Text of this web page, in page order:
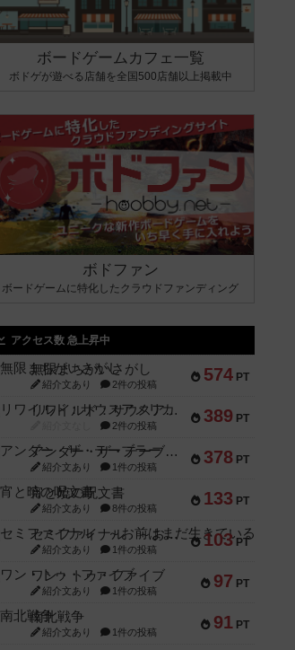
ボードゲームカフェ一覧
ボドゲが遊べる店舗を全国500店舗以上掲載中
ボドファン
ボードゲームに特化したクラウドファンディング
アクセス数 急上昇中
574 PT
無限まちがいさがし
紹介文あり 2件の投稿
389 PT
リワイルド：サウスアメリカ
2件の投稿
378 PT
アンダー・ザ・テーブラー
紹介文あり 1件の投稿
133 PT
宵と暁の呪文書
紹介文あり 8件の投稿
103 PT
セミファイナル ～お前はまだ生きている～
紹介文あり 1件の投稿
97 PT
ワン・トゥ・ファイブ
紹介文あり 1件の投稿
91 PT
南北戦争
紹介文あり 1件の投稿